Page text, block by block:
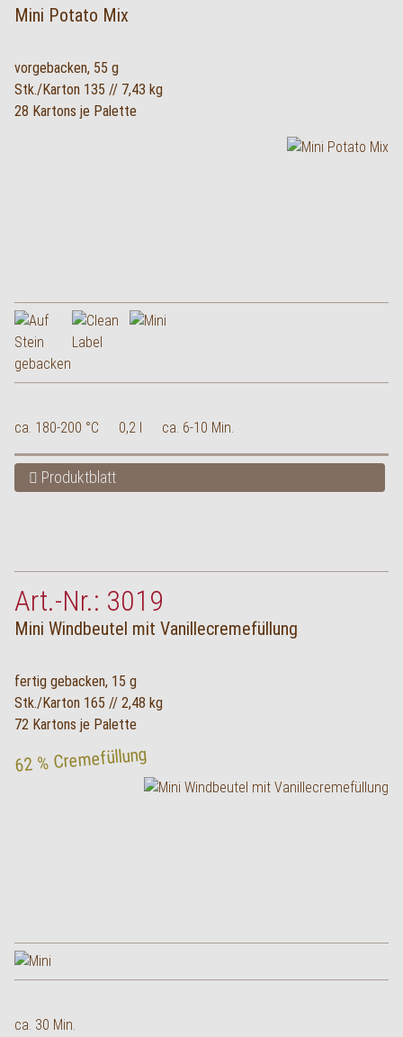
Mini Potato Mix
vorgebacken, 55 g
Stk./Karton 135 // 7,43 kg
28 Kartons je Palette
ca. 180-200 °C 0,2 l ca. 6-10 Min.
Produktblatt
Art.-Nr.: 3019
Mini Windbeutel mit Vanillecremefüllung
fertig gebacken, 15 g
Stk./Karton 165 // 2,48 kg
72 Kartons je Palette
62 % Cremefüllung
ca. 30 Min.